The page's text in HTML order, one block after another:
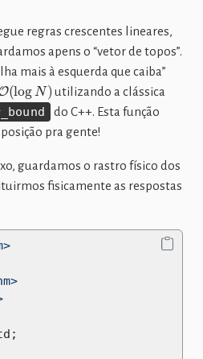
regras crescentes lineares,
apens o “vetor de topos”.
mais à esquerda que caiba”
O(log N)
utilizando a clássica
do C++. Esta função
pra gente!
guardamos o rastro físico dos
fisicamente as respostas
;